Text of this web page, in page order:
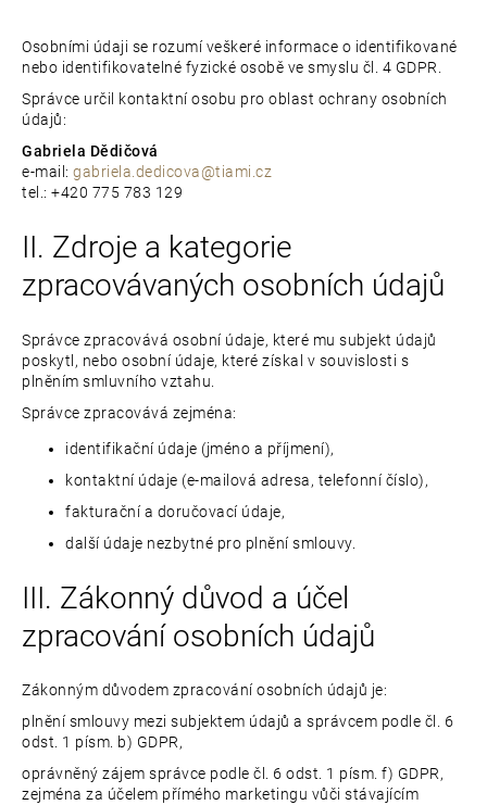
Osobními údaji se rozumí veškeré informace o identifikované
nebo identifikovatelné fyzické osobě ve smyslu čl. 4 GDPR.
Správce určil kontaktní osobu pro oblast ochrany osobních
údajů:
Gabriela Dědičová
e-mail: gabriela.dedicova@tiami.cz
tel.: +420 775 783 129
II. Zdroje a kategorie
zpracovávaných osobních údajů
Správce zpracovává osobní údaje, které mu subjekt údajů
poskytl, nebo osobní údaje, které získal v souvislosti s
plněním smluvního vztahu.
Správce zpracovává zejména:
identifikační údaje (jméno a příjmení),
kontaktní údaje (e-mailová adresa, telefonní číslo),
fakturační a doručovací údaje,
další údaje nezbytné pro plnění smlouvy.
III. Zákonný důvod a účel
zpracování osobních údajů
Zákonným důvodem zpracování osobních údajů je:
plnění smlouvy mezi subjektem údajů a správcem podle čl. 6
odst. 1 písm. b) GDPR,
oprávněný zájem správce podle čl. 6 odst. 1 písm. f) GDPR,
zejména za účelem přímého marketingu vůči stávajícím
?
D
o
o
r
u
u
j
e
m
e